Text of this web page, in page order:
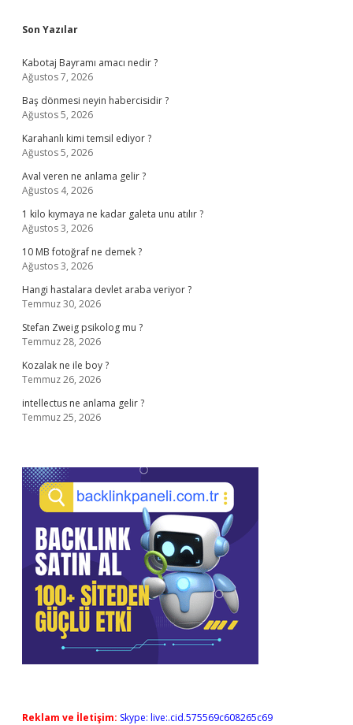
Sidebar
Son Yazılar
Kabotaj Bayramı amacı nedir ?
Ağustos 7, 2026
Baş dönmesi neyin habercisidir ?
Ağustos 5, 2026
Karahanlı kimi temsil ediyor ?
Ağustos 5, 2026
Aval veren ne anlama gelir ?
Ağustos 4, 2026
1 kilo kıymaya ne kadar galeta unu atılır ?
Ağustos 3, 2026
10 MB fotoğraf ne demek ?
Ağustos 3, 2026
Hangi hastalara devlet araba veriyor ?
Temmuz 30, 2026
Stefan Zweig psikolog mu ?
Temmuz 28, 2026
Kozalak ne ile boy ?
Temmuz 26, 2026
intellectus ne anlama gelir ?
Temmuz 25, 2026
Reklam ve İletişim: Skype: live:.cid.575569c608265c69